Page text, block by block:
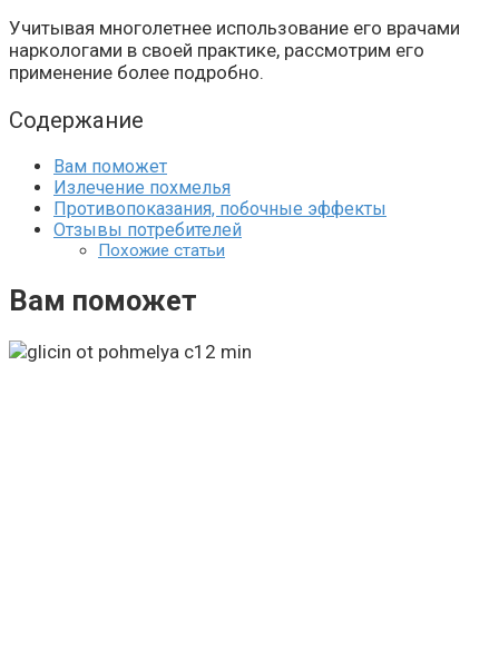
Учитывая многолетнее использование его врачами
наркологами в своей практике, рассмотрим его
применение более подробно.
Содержание
Вам поможет
Излечение похмелья
Противопоказания, побочные эффекты
Отзывы потребителей
Похожие статьи
Вам поможет